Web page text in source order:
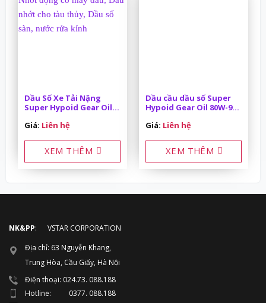
Dầu Số Xe Tải Nặng
Super Hypoid Gear Oil
Giá: Liên hệ
XEM THÊM
Dầu cầu dầu số Super
Hypoid Gear Oil 80W-90
Giá: Liên hệ
XEM THÊM
NK&PP: VSTAR CORPORATION
Địa chỉ: 63 Nguyễn Khang,
Trung Hòa, Cầu Giấy, Hà Nội
Điện thoại: 024.73. 088.188
Hotline: 0377. 088.188